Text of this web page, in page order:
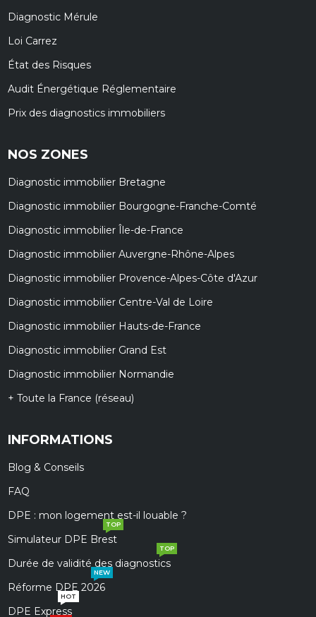
Diagnostic Mérule
Loi Carrez
État des Risques
Audit Énergétique Réglementaire
Prix des diagnostics immobiliers
NOS ZONES
Diagnostic immobilier Bretagne
Diagnostic immobilier Bourgogne-Franche-Comté
Diagnostic immobilier Île-de-France
Diagnostic immobilier Auvergne-Rhône-Alpes
Diagnostic immobilier Provence-Alpes-Côte d'Azur
Diagnostic immobilier Centre-Val de Loire
Diagnostic immobilier Hauts-de-France
Diagnostic immobilier Grand Est
Diagnostic immobilier Normandie
+ Toute la France (réseau)
INFORMATIONS
Blog & Conseils
FAQ
DPE : mon logement est-il louable ?
Simulateur DPE Brest
TOP
Durée de validité des diagnostics
TOP
Réforme DPE 2026
NEW
DPE Express
HOT